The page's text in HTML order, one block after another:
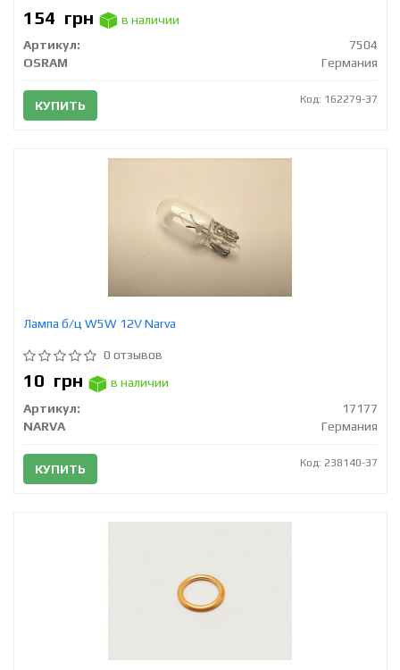
154 грн
в наличии
Артикул:
7504
OSRAM
Германия
КУПИТЬ Код: 162279-37
Лампа б/ц W5W 12V Narva
0 отзывов
10 грн
в наличии
Артикул:
17177
NARVA
Германия
КУПИТЬ Код: 238140-37